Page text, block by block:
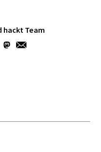
hackt Team